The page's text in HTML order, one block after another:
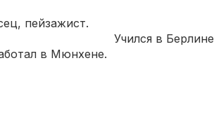
(1850—1917).
пейзажист.
в Мюнхене.